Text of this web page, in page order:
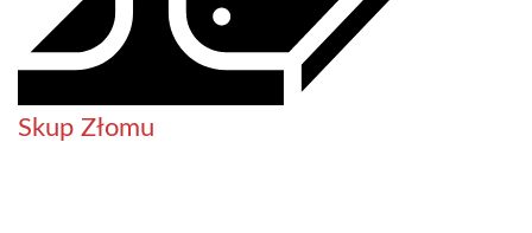
Skup Złomu